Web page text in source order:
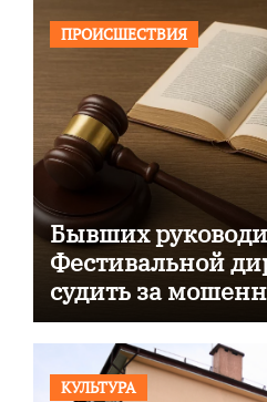
ПРОИСШЕСТВИЯ
Бывших
Фестивальной
судить за
КУЛЬТУРА